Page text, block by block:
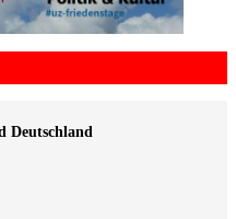
Deutschland